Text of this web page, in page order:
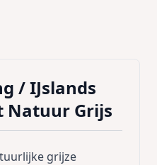
/IJslands
Natuur Grijs
grijze